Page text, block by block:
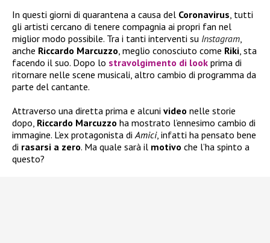
In questi giorni di quarantena a causa del Coronavirus, tutti
gli artisti cercano di tenere compagnia ai propri fan nel
miglior modo possibile. Tra i tanti interventi su Instagram,
anche Riccardo Marcuzzo, meglio conosciuto come Riki, sta
facendo il suo. Dopo lo stravolgimento di look prima di
ritornare nelle scene musicali, altro cambio di programma da
parte del cantante.
Attraverso una diretta prima e alcuni video nelle storie
dopo, Riccardo Marcuzzo ha mostrato l’ennesimo cambio di
immagine. L’ex protagonista diAmici, infatti ha pensato bene
di rasarsi a zero. Ma quale sarà il motivo che l’ha spinto a
questo?